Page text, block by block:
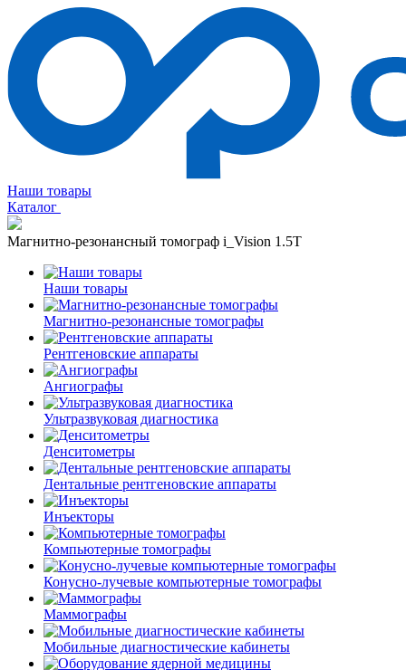
Наши товары
Каталог
Магнитно-резонансный томограф i_Vision 1.5T
Наши товары
Магнитно-резонансные томографы
Рентгеновские аппараты
Ангиографы
Ультразвуковая диагностика
Денситометры
Дентальные рентгеновские аппараты
Инъекторы
Компьютерные томографы
Конусно-лучевые компьютерные томографы
Маммографы
Мобильные диагностические кабинеты